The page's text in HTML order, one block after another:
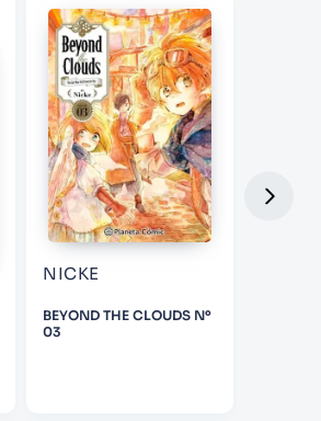
NICKE
BEYOND THE CLOUDS Nº
03